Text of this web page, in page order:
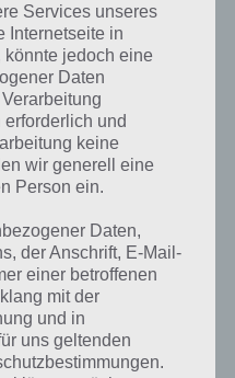
App 94%. Die Lösung ist
Hier die Antworten:
Services unseres
Internetseite in
könnte jedoch eine
Daten
und
keine
wir generell eine
Person ein.
Daten,
der Anschrift, E-Mail-
einer betroffenen
mit der
und in
uns geltenden